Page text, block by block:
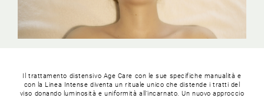
Il trattamento distensivo Age Care con le sue specifiche manualità e
con la Linea Intense diventa un rituale unico che distende i tratti del
viso donando luminosità e uniformità all’incarnato. Un nuovo approccio